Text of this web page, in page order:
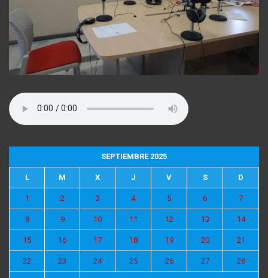
SEPTIEMBRE 2025
L M X J V S D
1 2 3 4 5 6 7
8 9 10 11 12 13 14
15 16 17 18 19 20 21
22 23 24 25 26 27 28